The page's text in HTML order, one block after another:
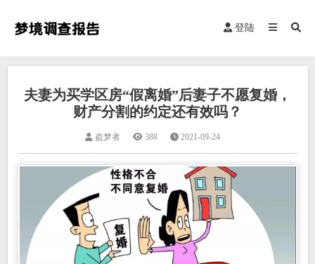
登陆
夫妻为买学区房“假离婚”后妻子不愿复婚，
财产分割的约定还有效吗？
盗梦者 388 2021-09-24